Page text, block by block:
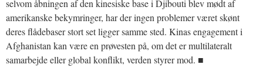
selvom åbningen af den kinesiske base i Djibouti blev mødt af
amerikanske bekymringer, har der ingen problemer været skønt
deres flådebaser stort set ligger samme sted. Kinas engagement i
Afghanistan kan være en prøvesten på, om det er multilateralt
samarbejde eller global konflikt, verden styrer mod. ■